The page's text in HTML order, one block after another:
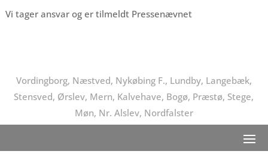
Vi tager ansvar og er tilmeldt Pressenævnet
Vordingborg, Næstved, Nykøbing F., Lundby, Langebæk,
Stensved, Ørslev, Mern, Kalvehave, Bogø, Præstø, Stege,
Møn, Nr. Alslev, Nordfalster